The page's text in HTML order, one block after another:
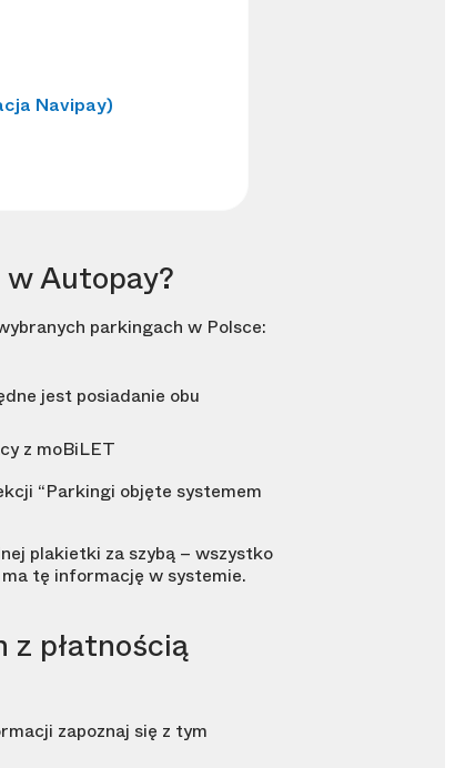
Navipay)
Autopay?
parkingach w Polsce:
jest posiadanie obu
z moBiLET
“Parkingi objęte systemem
plakietki za szybą – wszystko
tę informację w systemie.
z płatnością
zapoznaj się z tym